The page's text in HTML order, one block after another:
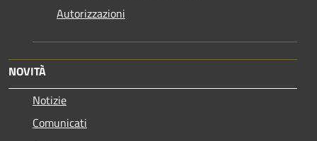
Autorizzazioni
NOVITÀ
Notizie
Comunicati